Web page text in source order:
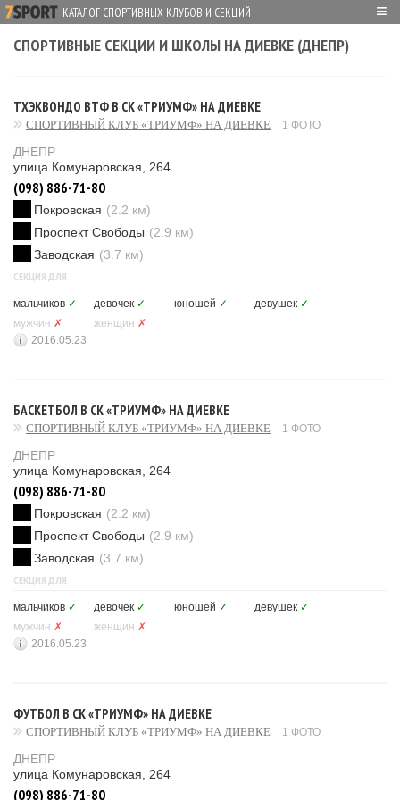
КАТАЛОГ СПОРТИВНЫХ КЛУБОВ И СЕКЦИЙ ≡
СПОРТИВНЫЕ СЕКЦИИ И ШКОЛЫ НА ДИЕВКЕ (ДНЕПР)
ТХЭКВОНДО ВТФ В СК «ТРИУМФ» НА ДИЕВКЕ
СПОРТИВНЫЙ КЛУБ «ТРИУМФ» НА ДИЕВКЕ 1 ФОТО
ДНЕПР
улица Комунаровская, 264
(098) 886-71-80
Покровская (2.2 км)
Проспект Свободы (2.9 км)
Заводская (3.7 км)
СЕКЦИЯ ДЛЯ
мальчиков ✓ девочек ✓ юношей ✓ девушек ✓
мужчин ✗ женщин ✗
2016.05.23
БАСКЕТБОЛ В СК «ТРИУМФ» НА ДИЕВКЕ
СПОРТИВНЫЙ КЛУБ «ТРИУМФ» НА ДИЕВКЕ 1 ФОТО
ДНЕПР
улица Комунаровская, 264
(098) 886-71-80
Покровская (2.2 км)
Проспект Свободы (2.9 км)
Заводская (3.7 км)
СЕКЦИЯ ДЛЯ
мальчиков ✓ девочек ✓ юношей ✓ девушек ✓
мужчин ✗ женщин ✗
2016.05.23
ФУТБОЛ В СК «ТРИУМФ» НА ДИЕВКЕ
СПОРТИВНЫЙ КЛУБ «ТРИУМФ» НА ДИЕВКЕ 1 ФОТО
ДНЕПР
улица Комунаровская, 264
(098) 886-71-80